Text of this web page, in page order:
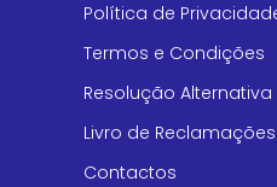
Política de
Termos e Condições
Resolução
Livro de Reclamações
Contactos